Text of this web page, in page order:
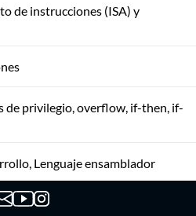
de instrucciones (ISA) y
de privilegio, overflow, if-then, if-
Lenguaje ensamblador
de ensamblado a mano